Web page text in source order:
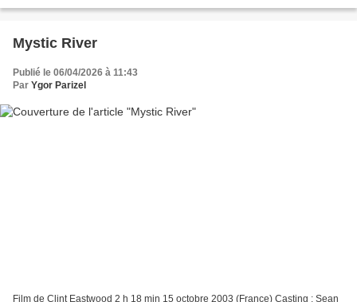
Mystic River
Publié le 06/04/2026 à 11:43
Par Ygor Parizel
Film de Clint Eastwood 2 h 18 min 15 octobre 2003 (France) Casting : Sean